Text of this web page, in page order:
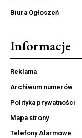
Biura Ogłoszeń
Informacje
Reklama
Archiwum numerów
Polityka prywatności
Mapa strony
Telefony Alarmowe